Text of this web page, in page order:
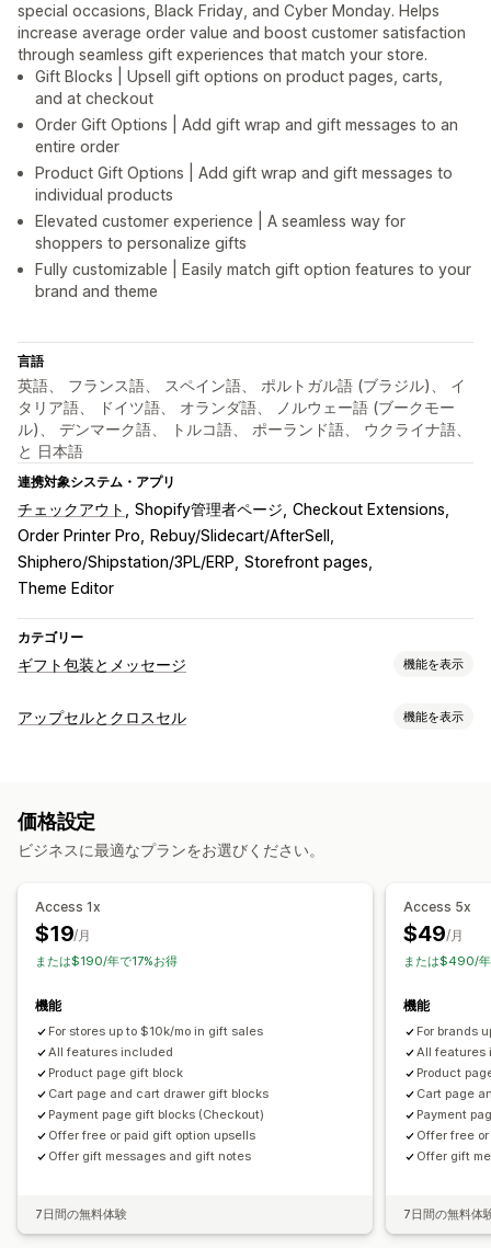
special occasions, Black Friday, and Cyber Monday. Helps
increase average order value and boost customer satisfaction
through seamless gift experiences that match your store.
Gift Blocks | Upsell gift options on product pages, carts,
and at checkout
Order Gift Options | Add gift wrap and gift messages to an
entire order
Product Gift Options | Add gift wrap and gift messages to
individual products
Elevated customer experience | A seamless way for
shoppers to personalize gifts
Fully customizable | Easily match gift option features to your
brand and theme
言語
英語、 フランス語、 スペイン語、 ポルトガル語 (ブラジル)、 イ
タリア語、 ドイツ語、 オランダ語、 ノルウェー語 (ブークモー
ル)、 デンマーク語、 トルコ語、 ポーランド語、 ウクライナ語、
と 日本語
連携対象システム・アプリ
チェックアウト Shopify管理者ページ Checkout Extensions
Order Printer Pro
Rebuy/Slidecart/AfterSell
Shiphero/Shipstation/3PL/ERP Storefront pages
Theme Editor
カテゴリー
ギフト包装とメッセージ 機能を表示
ギフトオプション
カスタマイズ
自動タグ付け
複数言語 翻訳
ギフトウィジェット
アップセルとクロスセル 機能を表示
商品ページでのアップセル
カートドロワー カスタムCSS カスタムHTML
オファーとおすすめ
配送保証 無料ギフト
バンドル
クリックスルー率
コンバージョン率
価格設定
ビジネスに最適なプランをお選びください。
Access 1x
$19/月
または$190/年で17%お得
機能
For stores up to $10k/mo in gift sales
All features included
Product page gift block
Cart page and cart drawer gift blocks
Payment page gift blocks (Checkout)
Offer free or paid gift option upsells
Offer gift messages and gift notes
7日間の無料体験
Access 5x
$49/月
または$490/年
機能
For brands
All features
Product
Cart page
Payment
Offer free
Offer gift
7日間の無料体